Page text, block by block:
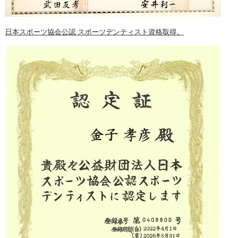
日本スポーツ協会公認 スポーツデンティスト資格取得。